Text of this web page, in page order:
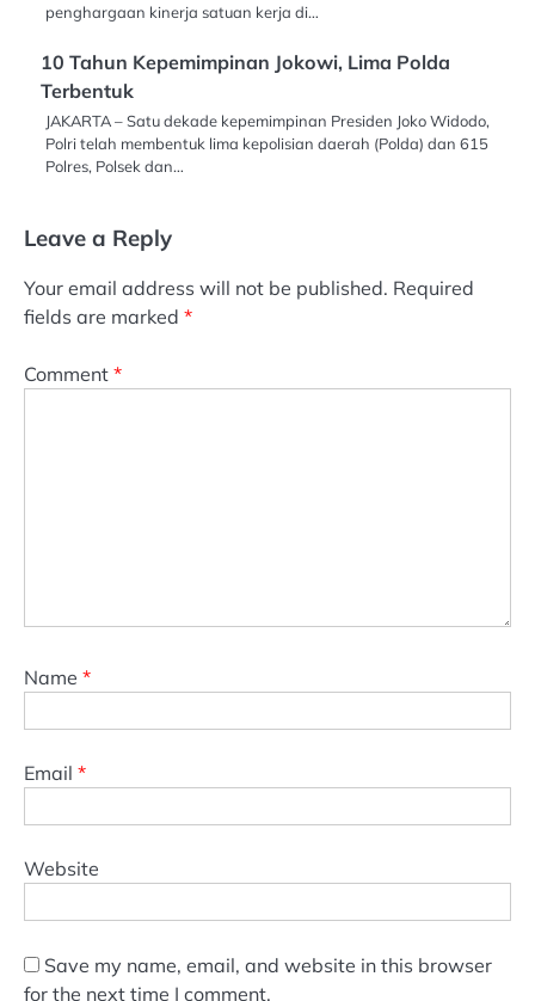
penghargaan kinerja satuan kerja di…
10 Tahun Kepemimpinan Jokowi, Lima Polda
Terbentuk
JAKARTA – Satu dekade kepemimpinan Presiden Joko Widodo,
Polri telah membentuk lima kepolisian daerah (Polda) dan 615
Polres, Polsek dan…
Leave a Reply
Your email address will not be published. Required
fields are marked *
Comment *
Name *
Email *
Website
Save my name, email, and website in this browser
for the next time I comment.